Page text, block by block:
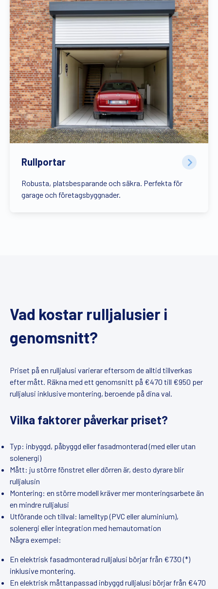
Rullportar
Robusta, platsbesparande och säkra. Perfekta för
garage och företagsbyggnader.
Vad kostar rulljalusier i
genomsnitt?
Priset på en rulljalusi varierar eftersom de alltid tillverkas
efter mått. Räkna med ett genomsnitt på €470 till €950 per
rulljalusi inklusive montering, beroende på dina val.
Vilka faktorer påverkar priset?
Typ: inbyggd, påbyggd eller fasadmonterad (med eller utan
solenergi)
Mått: ju större fönstret eller dörren är, desto dyrare blir
rulljalusin
Montering: en större modell kräver mer monteringsarbete än
en mindre rulljalusi
Utförande och tillval: lamelltyp (PVC eller aluminium),
solenergi eller integration med hemautomation
Några exempel:
En elektrisk fasadmonterad rulljalusi börjar från €730 (*)
inklusive montering.
En elektrisk måttanpassad inbyggd rulljalusi börjar från €470